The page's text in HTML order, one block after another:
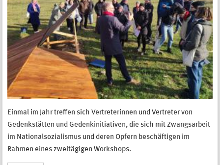
Einmal im Jahr treffen sich Vertreterinnen und Vertreter von
Gedenkstätten und Gedenkinitiativen, die sich mit Zwangsarbeit
im Nationalsozialismus und deren Opfern beschäftigen im
Rahmen eines zweitägigen Workshops.